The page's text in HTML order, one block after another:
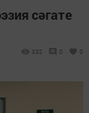
сәгате
332 0 0